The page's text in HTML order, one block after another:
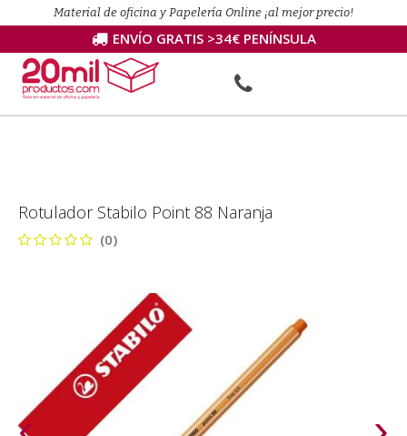
Material de oficina y Papelería Online ¡al mejor precio!
ENVÍO GRATIS >34€ PENÍNSULA
Rotulador Stabilo Point 88 Naranja
(0)